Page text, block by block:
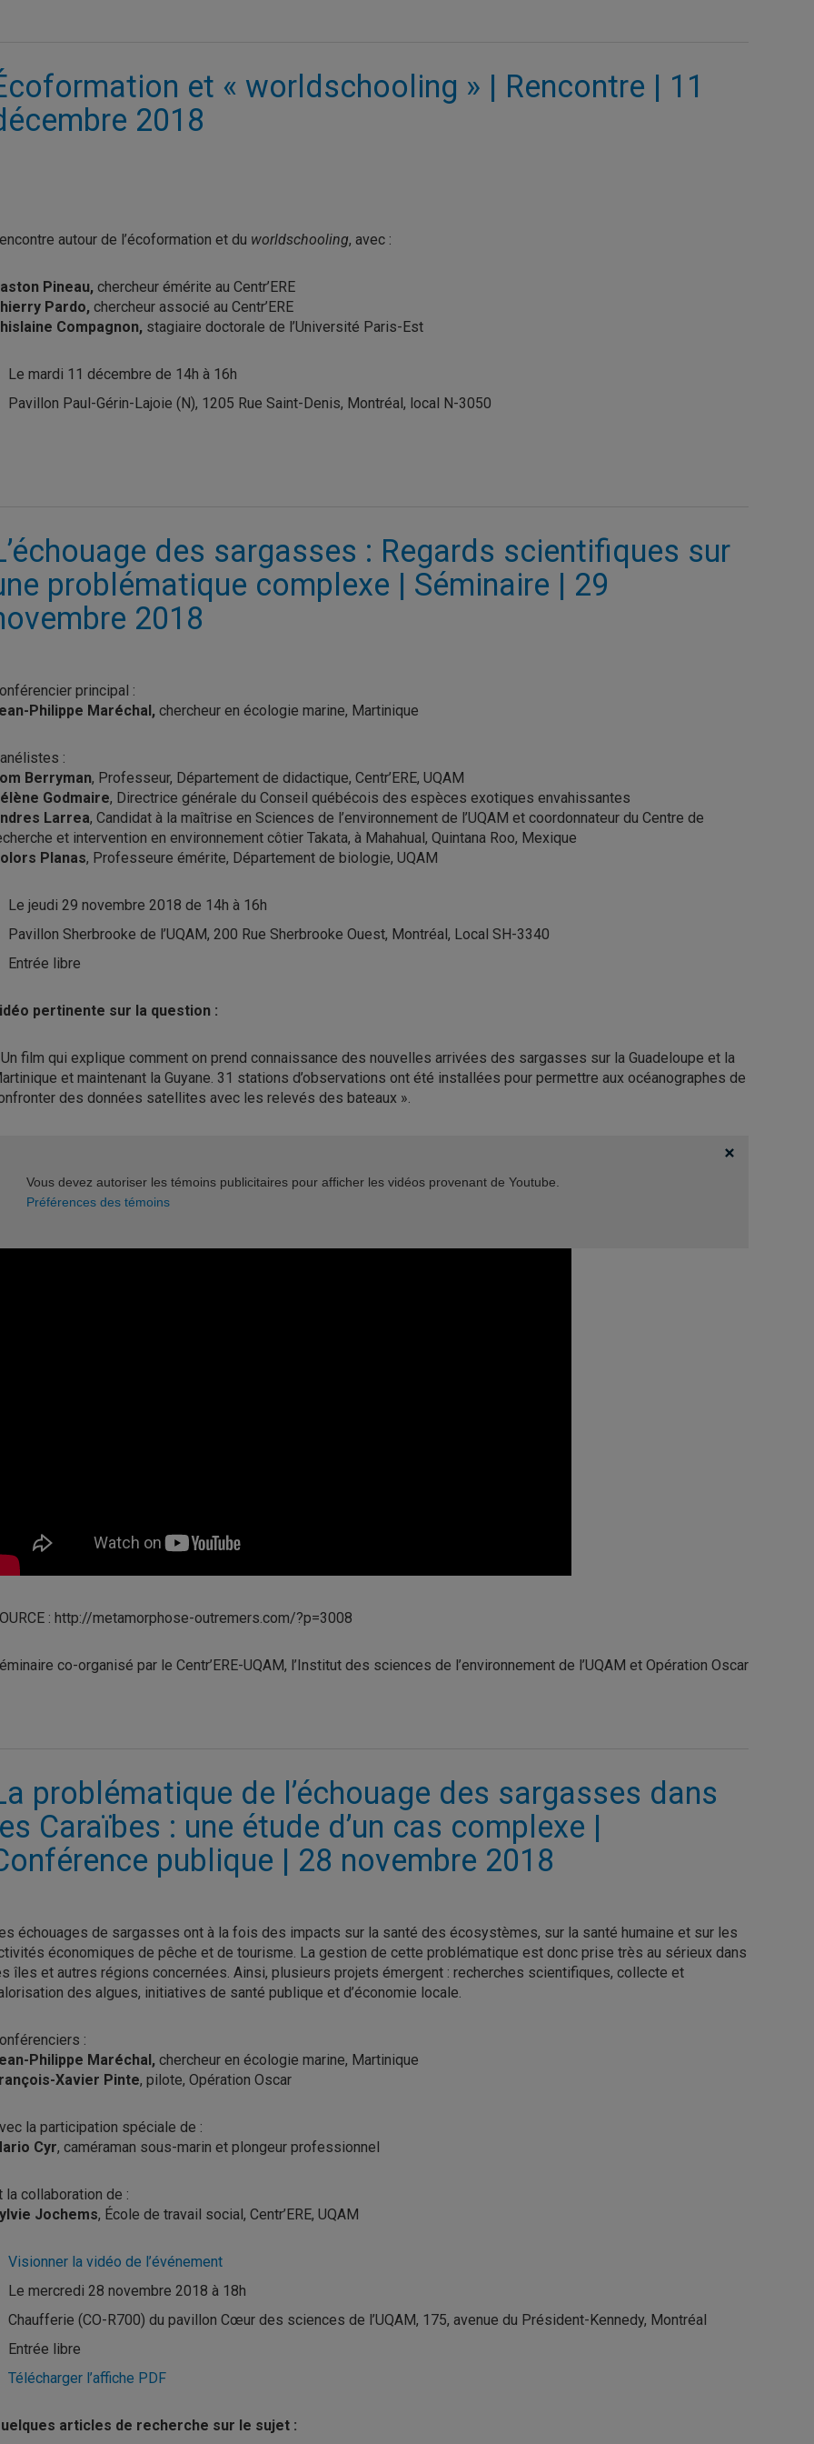
et « worldschooling » | Rencontre | 11
2018
autour de l’écoformation et du worldschooling, avec :
Pineau, chercheur émérite au Centr’ERE
Pardo, chercheur associé au Centr’ERE
Compagnon, stagiaire doctorale de l’Université Paris-Est
Le mardi 11 décembre de 14h à 16h
Pavillon Paul-Gérin-Lajoie (N), 1205 Rue Saint-Denis, Montréal, local N-3050
des sargasses : Regards scientifiques sur
problématique complexe | Séminaire | 29
2018
principal :
Philippe Maréchal, chercheur en écologie marine, Martinique
:
Berryman, Professeur, Département de didactique, Centr’ERE, UQAM
Godmaire, Directrice générale du Conseil québécois des espèces exotiques envahissantes
Larrea, Candidat à la maîtrise en Sciences de l’environnement de l’UQAM et coordonnateur du Centre de
et intervention en environnement côtier Takata, à Mahahual, Quintana Roo, Mexique
Planas, Professeure émérite, Département de biologie, UQAM
Le jeudi 29 novembre 2018 de 14h à 16h
Pavillon Sherbrooke de l’UQAM, 200 Rue Sherbrooke Ouest, Montréal, Local SH-3340
Entrée libre
pertinente sur la question :
film qui explique comment on prend connaissance des nouvelles arrivées des sargasses sur la Guadeloupe et la
et maintenant la Guyane. 31 stations d’observations ont été installées pour permettre aux océanographes de
des données satellites avec les relevés des bateaux ».
Vous devez autoriser les témoins publicitaires pour afficher les vidéos provenant de Youtube.
Préférences des témoins
: http://metamorphose-outremers.com/?p=3008
co-organisé par le Centr’ERE-UQAM, l’Institut des sciences de l’environnement de l’UQAM et Opération Oscar
problématique de l’échouage des sargasses dans
Caraïbes : une étude d’un cas complexe |
publique | 28 novembre 2018
échouages de sargasses ont à la fois des impacts sur la santé des écosystèmes, sur la santé humaine et sur les
économiques de pêche et de tourisme. La gestion de cette problématique est donc prise très au sérieux dans
îles et autres régions concernées. Ainsi, plusieurs projets émergent : recherches scientifiques, collecte et
des algues, initiatives de santé publique et d’économie locale.
:
Philippe Maréchal, chercheur en écologie marine, Martinique
Xavier Pinte, pilote, Opération Oscar
la participation spéciale de :
Cyr, caméraman sous-marin et plongeur professionnel
la collaboration de :
Jochems, École de travail social, Centr’ERE, UQAM
Visionner la vidéo de l’événement
Le mercredi 28 novembre 2018 à 18h
Chaufferie (CO-R700) du pavillon Cœur des sciences de l’UQAM, 175, avenue du Président-Kennedy, Montréal
Entrée libre
Télécharger l’affiche PDF
articles de recherche sur le sujet :